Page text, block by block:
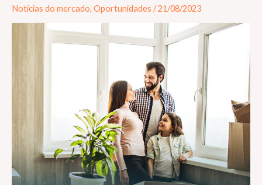
Notícias do mercado, Oportunidades /21/08/2023